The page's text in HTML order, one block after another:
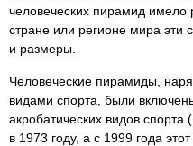
человеческих пирамид
стране или регионе мира
и размеры.
Человеческие пирамиды,
видами спорта, были
акробатических видов
в 1973 году, а с 1999 года